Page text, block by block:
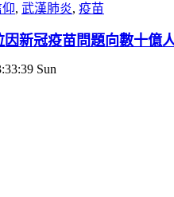
, 武漢肺炎, 疫苗
新冠疫苗問題向數十億
Sun